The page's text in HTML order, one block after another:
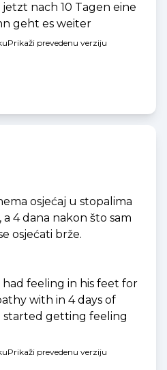
nach 10 Tagen eine
geht es weiter
Prikaži prevedenu verziju
osjećaj u stopalima
4 dana nakon što sam
osjećati brže.
feeling in his feet for
with in 4 days of
started getting feeling
Prikaži prevedenu verziju